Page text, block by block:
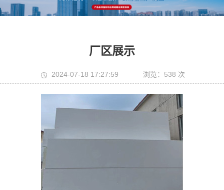
厂区展示
2024-07-18 17:27:59 浏览：538 次